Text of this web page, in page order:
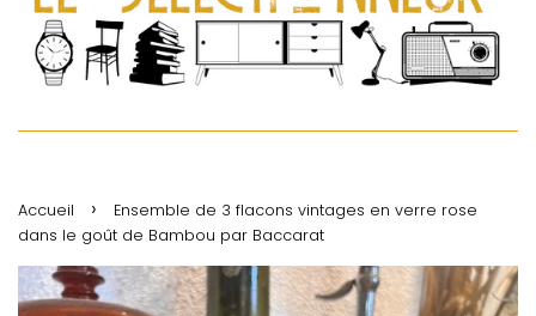
Accueil ›
Ensemble de 3 flacons vintages en verre rose
dans le goût de Bambou par Baccarat